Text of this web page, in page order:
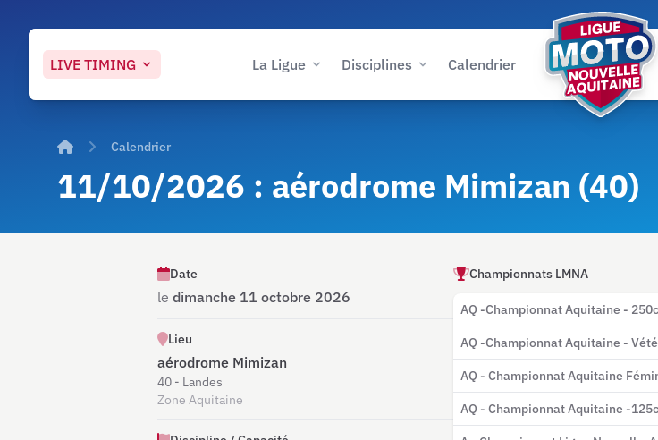
LIVE TIMING La Ligue Disciplines Calendrier
AccueilCalendrier
11/10/2026 : aérodrome Mimizan (40)
Date
le dimanche 11 octobre 2026
Lieu
aérodrome Mimizan
40 - Landes
Zone Aquitaine
Championnats LMNA
AQ -Championnat Aquitaine -
AQ -Championnat Aquitaine -
AQ - Championnat Aquitaine
AQ - Championnat Aquitaine -